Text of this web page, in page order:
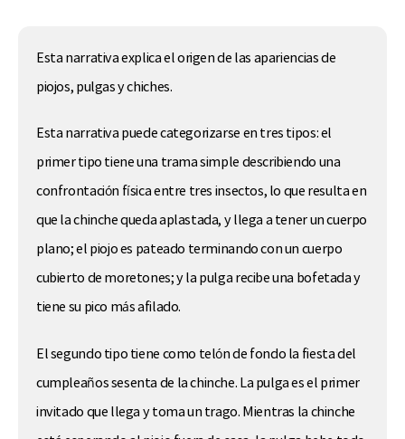
Esta narrativa explica el origen de las apariencias de
piojos, pulgas y chiches.
Esta narrativa puede categorizarse en tres tipos: el
primer tipo tiene una trama simple describiendo una
confrontación física entre tres insectos, lo que resulta en
que la chinche queda aplastada, y llega a tener un cuerpo
plano; el piojo es pateado terminando con un cuerpo
cubierto de moretones; y la pulga recibe una bofetada y
tiene su pico más afilado.
El segundo tipo tiene como telón de fondo la fiesta del
cumpleaños sesenta de la chinche. La pulga es el primer
invitado que llega y toma un trago. Mientras la chinche